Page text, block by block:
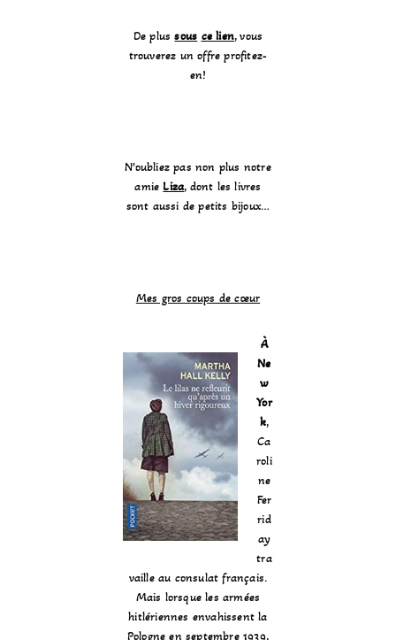
De plussous ce lien, vous
trouverez un offre profitez-
en!
N’oubliez pas non plus notre
amieLiza, dont les livres
sont aussi de petits bijoux…
Mes gros coups de cœur
À
Ne
w
Yor
k,
Ca
roli
ne
Fer
rid
ay
tra
vaille au consulat français.
Mais lorsque les armées
hitlériennes envahissent la
Pologne en septembre 1939,